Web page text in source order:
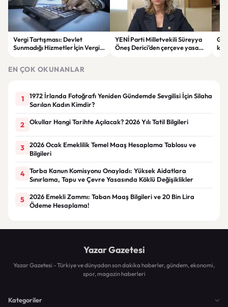
Vergi Tartışması: Devlet
Sunmadığı Hizmetler İçin Vergi
YENİ Parti Milletvekili Süreyya
Öneş Derici’den çerçeve yasa
EN ÇOK OKUNANLAR
1
1972 İrlanda Fotoğrafı Yeniden Gündemde Sevgilisi İçin Silaha
Sarılan Kadın Kimdir?
2 Okullar Hangi Tarihte Açılacak? 2026 Yılı Tatil Bilgileri
3
2026 Ocak Emeklilik Temel Maaş Hesaplama Tablosu ve
Bilgileri
4
Torba Kanun Komisyonu Onayladı: Yüksek Aidatlara
Sınırlama, Tapu ve Çevre Yasasında Köklü Değişiklikler
5
2026 Emekli Zammı: Taban Maaş Bilgileri ve 20 Bin Lira
Ödeme Hesaplama!
Yazar Gazetesi
Yazar Gazetesi - Türkiye ve dünyadan son dakika haberler, gündem, ekonomi,
spor, magazin haberleri
Kategoriler